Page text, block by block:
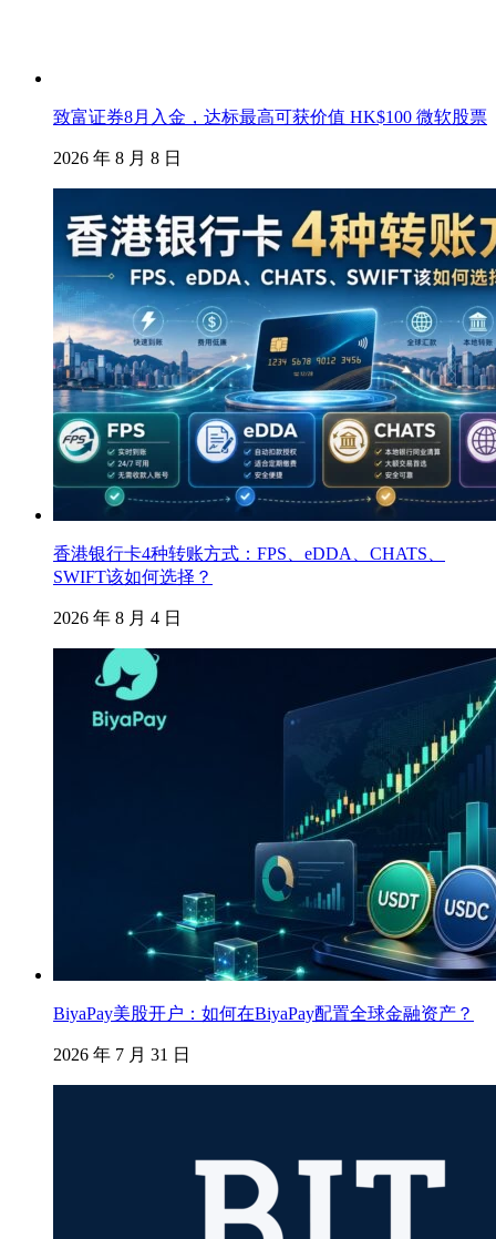
致富证券8月入金，达标最高可获价值 HK$100 微软股票
2026 年 8 月 8 日
香港银行卡4种转账方式：FPS、eDDA、CHATS、
SWIFT该如何选择？
2026 年 8 月 4 日
BiyaPay美股开户：如何在BiyaPay配置全球金融资产？
2026 年 7 月 31 日